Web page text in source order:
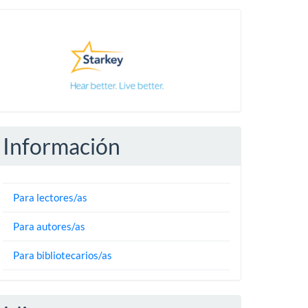
Información
Para lectores/as
Para autores/as
Para bibliotecarios/as